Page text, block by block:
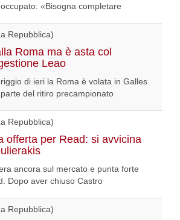
«Bisogna completare
Repubblica)
Roma ma è asta col
Leao
di ieri la Roma è volata in Galles
del ritiro precampionato
Repubblica)
offerta per Read: si avvicina
ancora sul mercato e punta forte
Dopo aver chiuso Castro
Repubblica)